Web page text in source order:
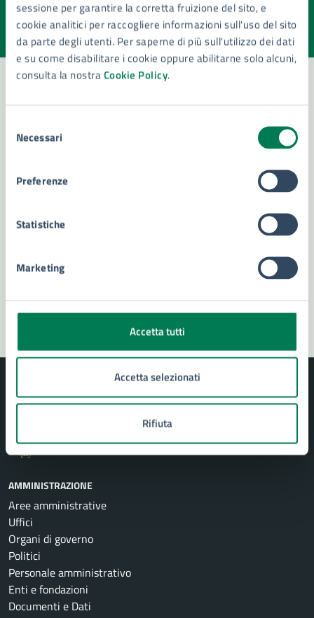
sessione per garantire la corretta fruizione del sito, e
cookie analitici per raccogliere informazioni sull'uso del sito
da parte degli utenti. Per saperne di più sull'utilizzo dei dati
e su come disabilitare i cookie oppure abilitarne solo alcuni,
consulta la nostraCookie Policy.
delNecessari
Preferenze
Statistiche
Marketing
Accetta tutti
Accetta selezionati
Rifiuta
Valuta la chiarezza delle informazioni (da 1 a 5 stelle)
Seleziona il numero di stelle per valutare la chiarezza delle
Valuta 5 stelle su 5
Valuta 4 stelle su 5
Valuta 3 stelle su 5
Valuta 2 stelle su 5
Valuta 1 stelle su 5
Leggi le domande frequenti
Richiedi assistenza
Prenota appuntamento
Problemi in città
Comune di Siracusa
AMMINISTRAZIONE
Aree amministrative
Uffici
Organi di governo
Politici
Personale amministrativo
Enti e fondazioni
Documenti e Dati